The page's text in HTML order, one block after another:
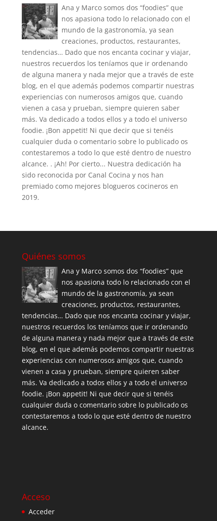
Ana y Marco somos dos “foodies” que
nos apasiona todo lo relacionado con el
mundo de la gastronomía, ya sean
creaciones, productos, restaurantes,
tendencias… Dado que nos encanta cocinar y viajar,
nuestros recuerdos los teníamos que ir ordenando
de alguna manera y nada mejor que a través de este
blog, en el que además podemos compartir nuestras
experiencias con numerosos amigos que, cuando
vienen a casa y prueban, siempre quieren saber
más. Va dedicado a todos ellos y a todo el universo
foodie. ¡Bon appetit! Ni que decir que si tenéis
cualquier duda o comentario sobre lo publicado os
contestaremos a todo lo que esté dentro de nuestro
alcance. . ¡Ah! Por cierto... Nuestra dedicación ha
sido reconocida por Canal Cocina y nos han
premiado como mejores blogueros cocineros en
2019.
Quiénes somos
Ana y Marco somos dos “foodies” que
nos apasiona todo lo relacionado con el
mundo de la gastronomía, ya sean
creaciones, productos, restaurantes,
tendencias… Dado que nos encanta cocinar y viajar,
nuestros recuerdos los teníamos que ir ordenando
de alguna manera y nada mejor que a través de este
blog, en el que además podemos compartir nuestras
experiencias con numerosos amigos que, cuando
vienen a casa y prueban, siempre quieren saber
más. Va dedicado a todos ellos y a todo el universo
foodie. ¡Bon appetit! Ni que decir que si tenéis
cualquier duda o comentario sobre lo publicado os
contestaremos a todo lo que esté dentro de nuestro
alcance.
Acceso
Acceder